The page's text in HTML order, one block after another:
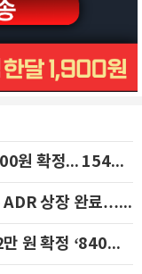
희망밴드 최상단 딜리셔스, 공모가 7000원 확정... 154억 규모 IPO 돌입
SK하이닉스, 나스닥에 1억7790만 주 ADR 상장 완료…29일 국내 추가 상장
자율주행 AI 스트라드비젼, 공모가 1.2만 원 확정 ‘840억 수혈’